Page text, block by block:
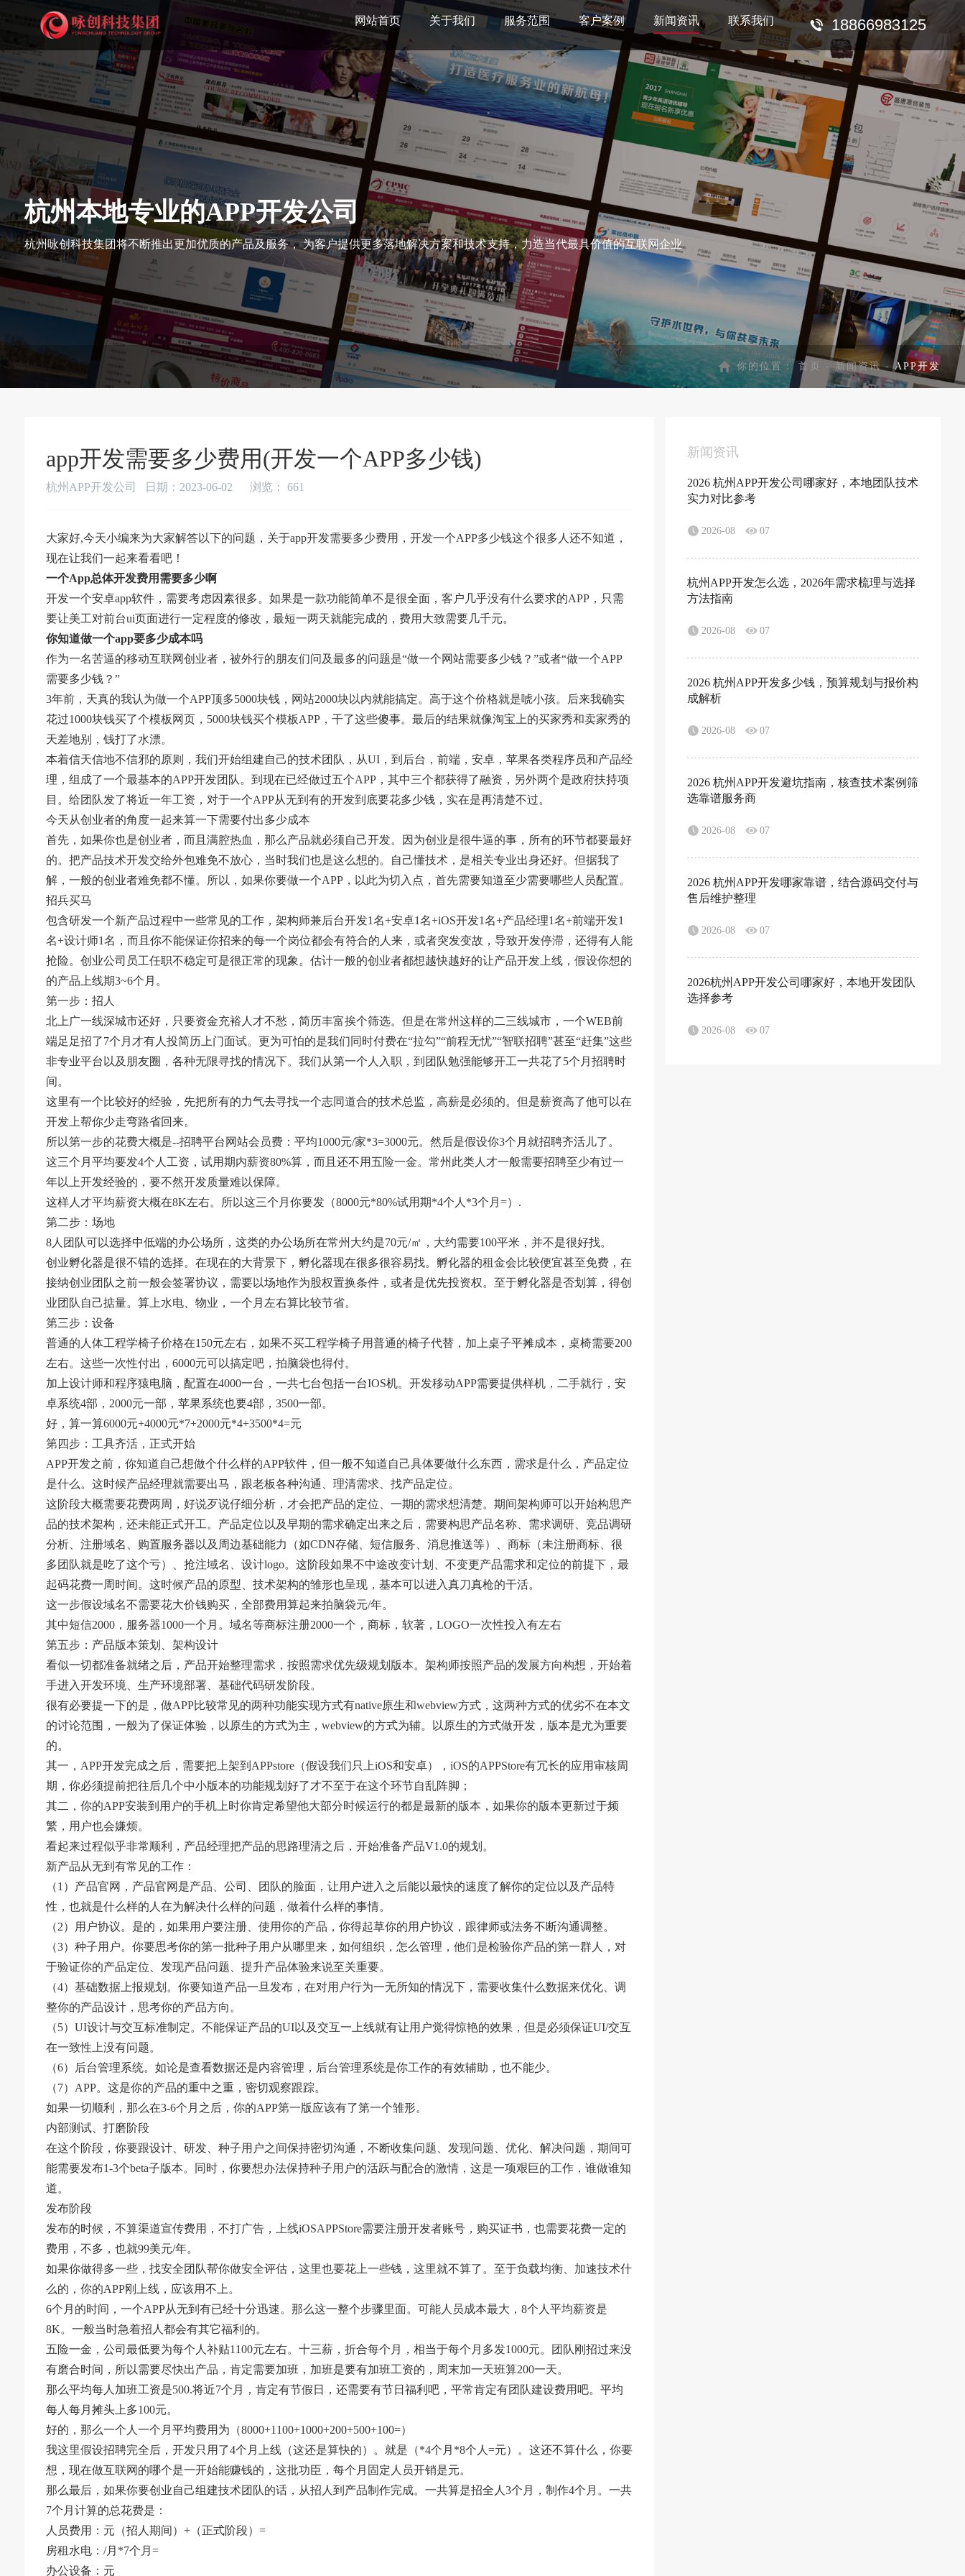
网站首页 关于我们 服务范围 客户案例 新闻资讯 联系我们 18866983125
杭州本地专业的APP开发公司
杭州咏创科技集团将不断推出更加优质的产品及服务， 为客户提供更多落地解决方案和技术支持，力造当代最具价值的互联网企业
你的位置：首页 -新闻资讯-APP开发
app开发需要多少费用(开发一个APP多少钱)
杭州APP开发公司 日期：2023-06-02 浏览： 661
大家好,今天小编来为大家解答以下的问题，关于app开发需要多少费用，开发一个APP多少钱这个很多人还不知道，
现在让我们一起来看看吧！
一个App总体开发费用需要多少啊
开发一个安卓app软件，需要考虑因素很多。如果是一款功能简单不是很全面，客户几乎没有什么要求的APP，只需
要让美工对前台ui页面进行一定程度的修改，最短一两天就能完成的，费用大致需要几千元。
你知道做一个app要多少成本吗
作为一名苦逼的移动互联网创业者，被外行的朋友们问及最多的问题是“做一个网站需要多少钱？”或者“做一个APP
需要多少钱？”
3年前，天真的我认为做一个APP顶多5000块钱，网站2000块以内就能搞定。高于这个价格就是唬小孩。后来我确实
花过1000块钱买了个模板网页，5000块钱买个模板APP，干了这些傻事。最后的结果就像淘宝上的买家秀和卖家秀的
天差地别，钱打了水漂。
本着信天信地不信邪的原则，我们开始组建自己的技术团队，从UI，到后台，前端，安卓，苹果各类程序员和产品经
理，组成了一个最基本的APP开发团队。到现在已经做过五个APP，其中三个都获得了融资，另外两个是政府扶持项
目。给团队发了将近一年工资，对于一个APP从无到有的开发到底要花多少钱，实在是再清楚不过。
今天从创业者的角度一起来算一下需要付出多少成本
首先，如果你也是创业者，而且满腔热血，那么产品就必须自己开发。因为创业是很牛逼的事，所有的环节都要最好
的。把产品技术开发交给外包难免不放心，当时我们也是这么想的。自己懂技术，是相关专业出身还好。但据我了
解，一般的创业者难免都不懂。所以，如果你要做一个APP，以此为切入点，首先需要知道至少需要哪些人员配置。
招兵买马
包含研发一个新产品过程中一些常见的工作，架构师兼后台开发1名+安卓1名+iOS开发1名+产品经理1名+前端开发1
名+设计师1名，而且你不能保证你招来的每一个岗位都会有符合的人来，或者突发变故，导致开发停滞，还得有人能
抢险。创业公司员工任职不稳定可是很正常的现象。估计一般的创业者都想越快越好的让产品开发上线，假设你想的
的产品上线期3~6个月。
第一步：招人
北上广一线深城市还好，只要资金充裕人才不愁，简历丰富挨个筛选。但是在常州这样的二三线城市，一个WEB前
端足足招了7个月才有人投简历上门面试。更为可怕的是我们同时付费在“拉勾”“前程无忧”“智联招聘”甚至“赶集”这些
非专业平台以及朋友圈，各种无限寻找的情况下。我们从第一个人入职，到团队勉强能够开工一共花了5个月招聘时
间。
这里有一个比较好的经验，先把所有的力气去寻找一个志同道合的技术总监，高薪是必须的。但是薪资高了他可以在
开发上帮你少走弯路省回来。
所以第一步的花费大概是--招聘平台网站会员费：平均1000元/家*3=3000元。然后是假设你3个月就招聘齐活儿了。
这三个月平均要发4个人工资，试用期内薪资80%算，而且还不用五险一金。常州此类人才一般需要招聘至少有过一
年以上开发经验的，要不然开发质量难以保障。
这样人才平均薪资大概在8K左右。所以这三个月你要发（8000元*80%试用期*4个人*3个月=）.
第二步：场地
8人团队可以选择中低端的办公场所，这类的办公场所在常州大约是70元/㎡，大约需要100平米，并不是很好找。
创业孵化器是很不错的选择。在现在的大背景下，孵化器现在很多很容易找。孵化器的租金会比较便宜甚至免费，在
接纳创业团队之前一般会签署协议，需要以场地作为股权置换条件，或者是优先投资权。至于孵化器是否划算，得创
业团队自己掂量。算上水电、物业，一个月左右算比较节省。
第三步：设备
普通的人体工程学椅子价格在150元左右，如果不买工程学椅子用普通的椅子代替，加上桌子平摊成本，桌椅需要200
左右。这些一次性付出，6000元可以搞定吧，拍脑袋也得付。
加上设计师和程序猿电脑，配置在4000一台，一共七台包括一台IOS机。开发移动APP需要提供样机，二手就行，安
卓系统4部，2000元一部，苹果系统也要4部，3500一部。
好，算一算6000元+4000元*7+2000元*4+3500*4=元
第四步：工具齐活，正式开始
APP开发之前，你知道自己想做个什么样的APP软件，但一般不知道自己具体要做什么东西，需求是什么，产品定位
是什么。这时候产品经理就需要出马，跟老板各种沟通、理清需求、找产品定位。
这阶段大概需要花费两周，好说歹说仔细分析，才会把产品的定位、一期的需求想清楚。期间架构师可以开始构思产
品的技术架构，还未能正式开工。产品定位以及早期的需求确定出来之后，需要构思产品名称、需求调研、竞品调研
分析、注册域名、购置服务器以及周边基础能力（如CDN存储、短信服务、消息推送等）、商标（未注册商标、很
多团队就是吃了这个亏）、抢注域名、设计logo。这阶段如果不中途改变计划、不变更产品需求和定位的前提下，最
起码花费一周时间。这时候产品的原型、技术架构的雏形也呈现，基本可以进入真刀真枪的干活。
这一步假设域名不需要花大价钱购买，全部费用算起来拍脑袋元/年。
其中短信2000，服务器1000一个月。域名等商标注册2000一个，商标，软著，LOGO一次性投入有左右
第五步：产品版本策划、架构设计
看似一切都准备就绪之后，产品开始整理需求，按照需求优先级规划版本。架构师按照产品的发展方向构想，开始着
手进入开发环境、生产环境部署、基础代码研发阶段。
很有必要提一下的是，做APP比较常见的两种功能实现方式有native原生和webview方式，这两种方式的优劣不在本文
的讨论范围，一般为了保证体验，以原生的方式为主，webview的方式为辅。以原生的方式做开发，版本是尤为重要
的。
其一，APP开发完成之后，需要把上架到APPstore（假设我们只上iOS和安卓），iOS的APPStore有冗长的应用审核周
期，你必须提前把往后几个中小版本的功能规划好了才不至于在这个环节自乱阵脚；
其二，你的APP安装到用户的手机上时你肯定希望他大部分时候运行的都是最新的版本，如果你的版本更新过于频
繁，用户也会嫌烦。
看起来过程似乎非常顺利，产品经理把产品的思路理清之后，开始准备产品V1.0的规划。
新产品从无到有常见的工作：
（1）产品官网，产品官网是产品、公司、团队的脸面，让用户进入之后能以最快的速度了解你的定位以及产品特
性，也就是什么样的人在为解决什么样的问题，做着什么样的事情。
（2）用户协议。是的，如果用户要注册、使用你的产品，你得起草你的用户协议，跟律师或法务不断沟通调整。
（3）种子用户。你要思考你的第一批种子用户从哪里来，如何组织，怎么管理，他们是检验你产品的第一群人，对
于验证你的产品定位、发现产品问题、提升产品体验来说至关重要。
（4）基础数据上报规划。你要知道产品一旦发布，在对用户行为一无所知的情况下，需要收集什么数据来优化、调
整你的产品设计，思考你的产品方向。
（5）UI设计与交互标准制定。不能保证产品的UI以及交互一上线就有让用户觉得惊艳的效果，但是必须保证UI/交互
在一致性上没有问题。
（6）后台管理系统。如论是查看数据还是内容管理，后台管理系统是你工作的有效辅助，也不能少。
（7）APP。这是你的产品的重中之重，密切观察跟踪。
如果一切顺利，那么在3-6个月之后，你的APP第一版应该有了第一个雏形。
内部测试、打磨阶段
在这个阶段，你要跟设计、研发、种子用户之间保持密切沟通，不断收集问题、发现问题、优化、解决问题，期间可
能需要发布1-3个beta子版本。同时，你要想办法保持种子用户的活跃与配合的激情，这是一项艰巨的工作，谁做谁知
道。
发布阶段
发布的时候，不算渠道宣传费用，不打广告，上线iOSAPPStore需要注册开发者账号，购买证书，也需要花费一定的
费用，不多，也就99美元/年。
如果你做得多一些，找安全团队帮你做安全评估，这里也要花上一些钱，这里就不算了。至于负载均衡、加速技术什
么的，你的APP刚上线，应该用不上。
6个月的时间，一个APP从无到有已经十分迅速。那么这一整个步骤里面。可能人员成本最大，8个人平均薪资是
8K。一般当时急着招人都会有其它福利的。
五险一金，公司最低要为每个人补贴1100元左右。十三薪，折合每个月，相当于每个月多发1000元。团队刚招过来没
有磨合时间，所以需要尽快出产品，肯定需要加班，加班是要有加班工资的，周末加一天班算200一天。
那么平均每人加班工资是500.将近7个月，肯定有节假日，还需要有节日福利吧，平常肯定有团队建设费用吧。平均
每人每月摊头上多100元。
好的，那么一个人一个月平均费用为（8000+1100+1000+200+500+100=）
我这里假设招聘完全后，开发只用了4个月上线（这还是算快的）。就是（*4个月*8个人=元）。这还不算什么，你要
想，现在做互联网的哪个是一开始能赚钱的，这批功臣，每个月固定人员开销是元。
那么最后，如果你要创业自己组建技术团队的话，从招人到产品制作完成。一共算是招全人3个月，制作4个月。一共
7个月计算的总花费是：
人员费用：元（招人期间）+（正式阶段）=
房租水电：/月*7个月=
办公设备：元
新闻资讯
2026 杭州APP开发公司哪家好，本地团队技术
实力对比参考
2026-08 07
杭州APP开发怎么选，2026年需求梳理与选择
方法指南
2026-08 07
2026 杭州APP开发多少钱，预算规划与报价构
成解析
2026-08 07
2026 杭州APP开发避坑指南，核查技术案例筛
选靠谱服务商
2026-08 07
2026 杭州APP开发哪家靠谱，结合源码交付与
售后维护整理
2026-08 07
2026杭州APP开发公司哪家好，本地开发团队
选择参考
2026-08 07